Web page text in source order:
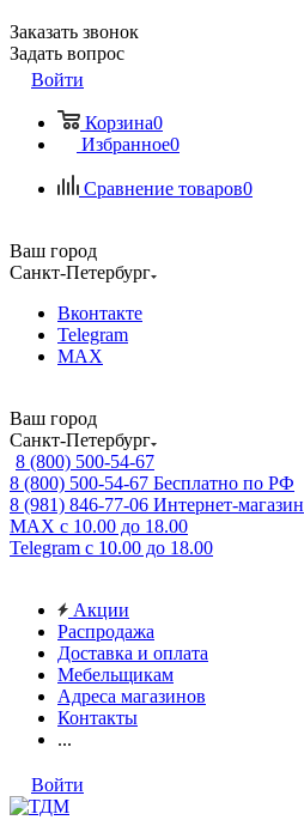
Заказать звонок
Задать вопрос
Войти
Корзина0
Избранное0
Сравнение товаров0
Ваш город
Санкт-Петербург
Вконтакте
Telegram
MAX
Ваш город
Санкт-Петербург
8 (800) 500-54-67
8 (800) 500-54-67 Бесплатно по РФ
8 (981) 846-77-06 Интернет-магазин
MAX с 10.00 до 18.00
Telegram с 10.00 до 18.00
Акции
Распродажа
Доставка и оплата
Мебельщикам
Адреса магазинов
Контакты
...
Войти